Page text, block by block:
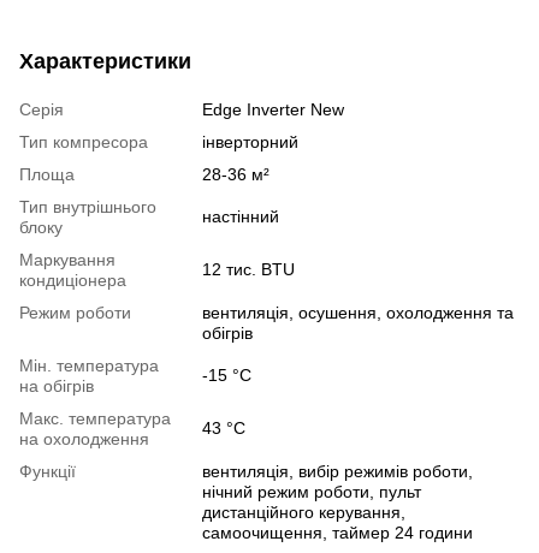
Характеристики
Серія
Edge Inverter New
Тип компресора
інверторний
Площа
28-36 м²
Тип внутрішнього
блоку
настінний
Маркування
кондиціонера
12 тис. BTU
Режим роботи
вентиляція, осушення, охолодження та
обігрів
Мін. температура
на обігрів
-15 °C
Макс. температура
на охолодження
43 °C
Функції
вентиляція, вибір режимів роботи,
нічний режим роботи, пульт
дистанційного керування,
самоочищення, таймер 24 години